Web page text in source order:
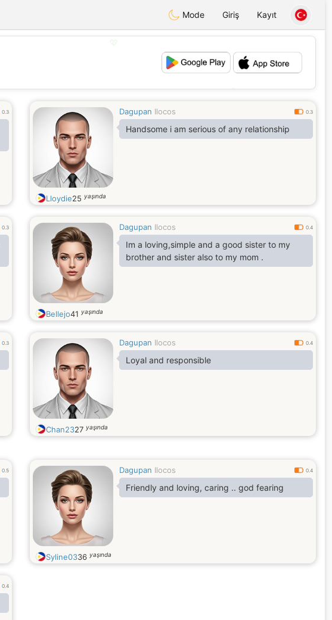
Mode Giriş Kayıt
💕
0.3 Dagupan Ilocos 0.3
Handsome i am serious of any relationship
Lloydie25 yaşında
0.3 Dagupan Ilocos 0.4
Im a loving,simple and a good sister to my
brother and sister also to my mom .
Bellejo41 yaşında
0.3 Dagupan Ilocos 0.4
Loyal and responsible
Chan2327 yaşında
0.5 Dagupan Ilocos 0.4
Friendly and loving, caring .. god fearing
Syline0336 yaşında
0.4